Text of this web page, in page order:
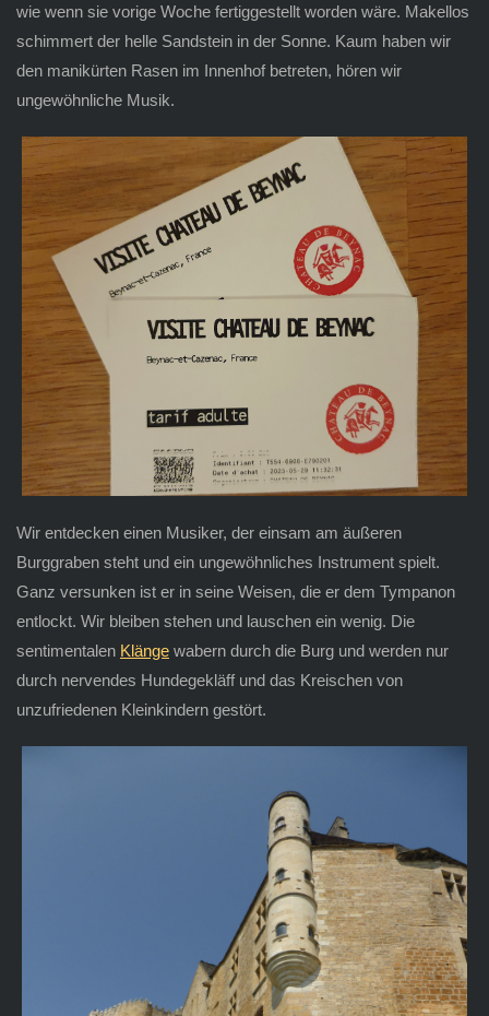
wie wenn sie vorige Woche fertiggestellt worden wäre. Makellos
schimmert der helle Sandstein in der Sonne. Kaum haben wir
den manikürten Rasen im Innenhof betreten, hören wir
ungewöhnliche Musik.
Wir entdecken einen Musiker, der einsam am äußeren
Burggraben steht und ein ungewöhnliches Instrument spielt.
Ganz versunken ist er in seine Weisen, die er dem Tympanon
entlockt. Wir bleiben stehen und lauschen ein wenig. Die
sentimentalen Klängewabern durch die Burg und werden nur
durch nervendes Hundegekläff und das Kreischen von
unzufriedenen Kleinkindern gestört.